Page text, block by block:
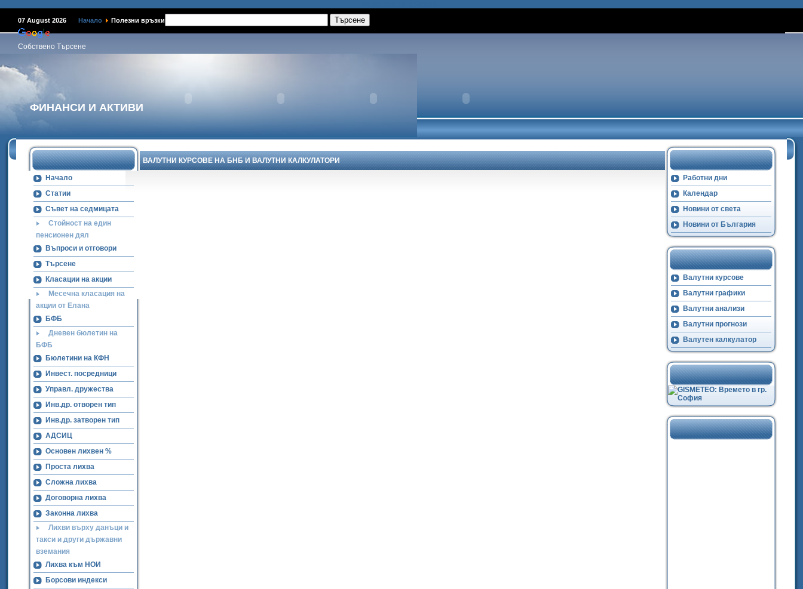
07 August 2026 Начало Полезни връзки
Собствено Търсене
ФИНАНСИ И АКТИВИ
Начало
Статии
Съвет на седмицата
Стойност на един
пенсионен дял
Въпроси и отговори
Търсене
Класации на акции
Месечна класация на
акции от Елана
БФБ
Дневен бюлетин на
БФБ
Бюлетини на КФН
Инвест. посредници
Управл. дружества
Инв.др. отворен тип
Инв.др. затворен тип
АДСИЦ
Основен лихвен %
Проста лихва
Сложна лихва
Договорна лихва
Законна лихва
Лихви върху данъци и
такси и други държавни
вземания
Лихва към НОИ
Борсови индекси
Работни дни
Календар
Новини от света
Новини от България
Валутни курсове
Валутни графики
Валутни анализи
Валутни прогнози
Валутен калкулатор
ВАЛУТНИ КУРСОВЕ НА БНБ И ВАЛУТНИ КАЛКУЛАТОРИ